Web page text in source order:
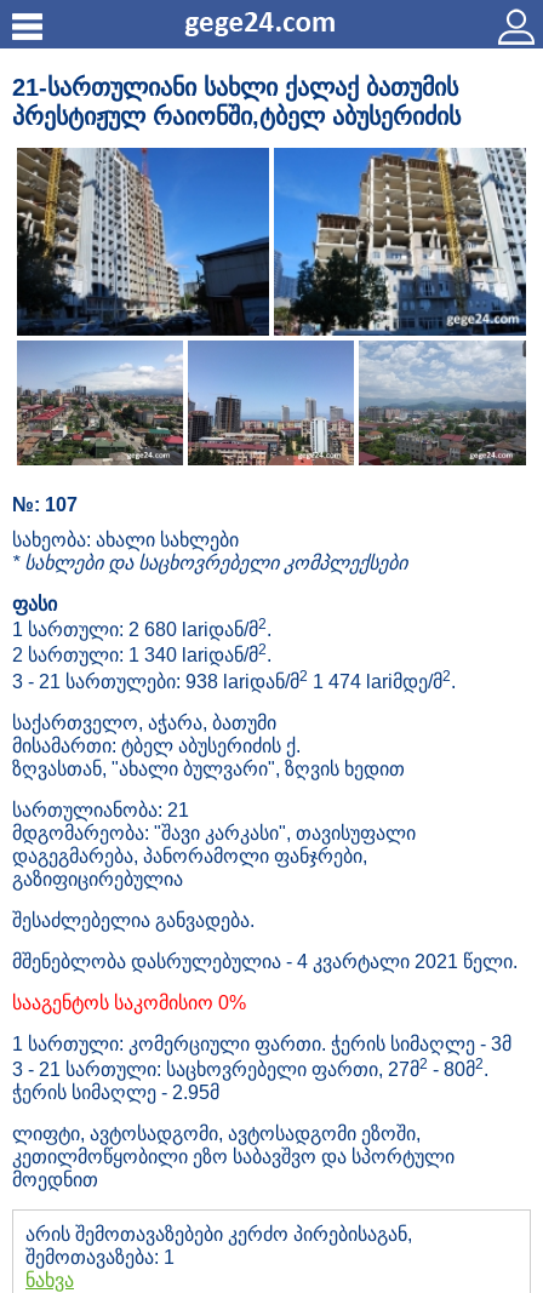
21-სართულიანი სახლი ქალაქ ბათუმის
პრესტიჟულ რაიონში,ტბელ აბუსერიძის
№: 107
სახეობა: ახალი სახლები
* სახლები და საცხოვრებელი კომპლექსები
ფასი
1 სართული: 2 680 lariდან/მ2.
2 სართული: 1 340 lariდან/მ2.
3 - 21 სართულები: 938 lariდან/მ2 1 474 lariმდე/მ2.
საქართველო, აჭარა, ბათუმი
მისამართი: ტბელ აბუსერიძის ქ.
ზღვასთან, "ახალი ბულვარი", ზღვის ხედით
სართულიანობა: 21
მდგომარეობა: "შავი კარკასი", თავისუფალი
დაგეგმარება, პანორამოლი ფანჯრები,
გაზიფიცირებულია
შესაძლებელია განვადება.
მშენებლობა დასრულებულია - 4 კვარტალი 2021 წელი.
სააგენტოს საკომისიო 0%
1 სართული: კომერციული ფართი. ჭერის სიმაღლე - 3მ
3 - 21 სართული: საცხოვრებელი ფართი, 27მ2 - 80მ2.
ჭერის სიმაღლე - 2.95მ
ლიფტი, ავტოსადგომი, ავტოსადგომი ეზოში,
კეთილმოწყობილი ეზო საბავშვო და სპორტული
მოედნით
არის შემოთავაზებები კერძო პირებისაგან,
შემოთავაზება: 1
ნახვა